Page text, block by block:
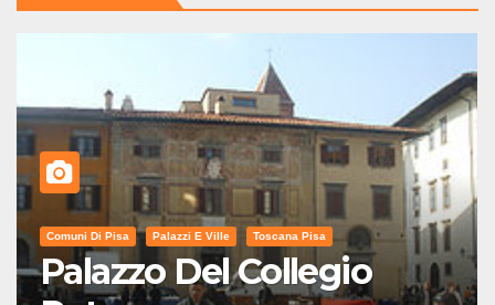
Comuni Di Pisa Palazzi E Ville Toscana Pisa
Palazzo Del Collegio